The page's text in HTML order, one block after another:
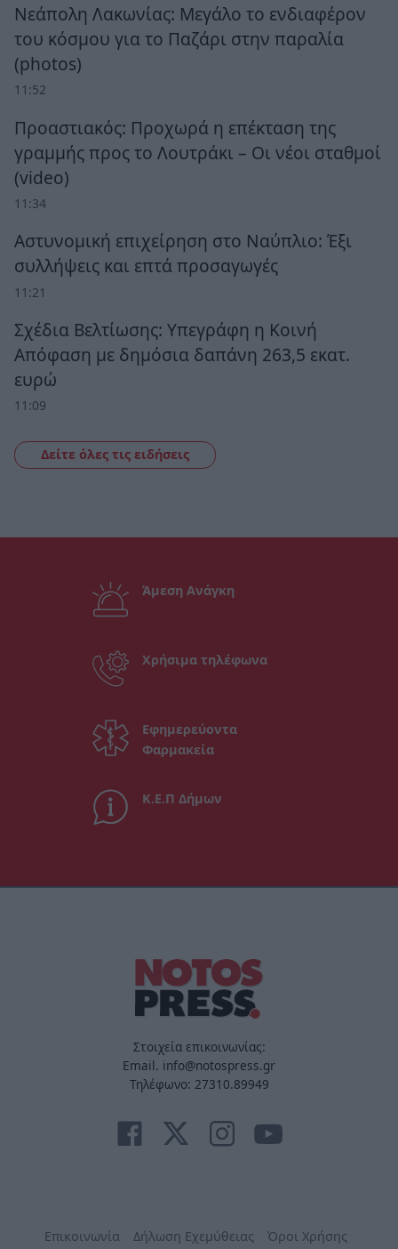
Νεάπολη Λακωνίας: Μεγάλο το ενδιαφέρον
του κόσμου για το Παζάρι στην παραλία
(photos)
11:52
Προαστιακός: Προχωρά η επέκταση της
γραμμής προς το Λουτράκι – Οι νέοι σταθμοί
(video)
11:34
Αστυνομική επιχείρηση στο Ναύπλιο: Έξι
συλλήψεις και επτά προσαγωγές
11:21
Σχέδια Βελτίωσης: Υπεγράφη η Κοινή
Απόφαση με δημόσια δαπάνη 263,5 εκατ.
ευρώ
11:09
Δείτε όλες τις ειδήσεις
Άμεση Ανάγκη
Χρήσιμα τηλέφωνα
Εφημερεύοντα
Φαρμακεία
Κ.Ε.Π Δήμων
Στοιχεία επικοινωνίας:
Email. info@notospress.gr
Τηλέφωνο: 27310.89949
Επικοινωνία Δήλωση Εχεμύθειας Όροι Χρήσης